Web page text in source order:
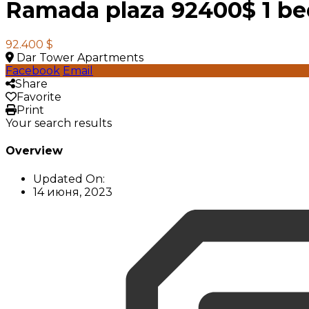
Ramada plaza 92400$ 1
92.400 $
Dar Tower Apartments
Facebook Email
Share
Favorite
Print
Your search results
Overview
Updated On:
14 июня, 2023